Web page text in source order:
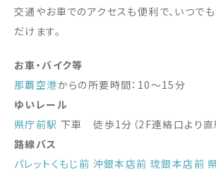
交通やお車でのアクセスも便利で、いつで
だけます。
お車・バイク等
那覇空港からの所要時間：10〜15分
ゆいレール
県庁前駅 下車 徒歩1分（2F連絡口より直
路線バス
パレットくもじ前 沖銀本店前 琉銀本店前